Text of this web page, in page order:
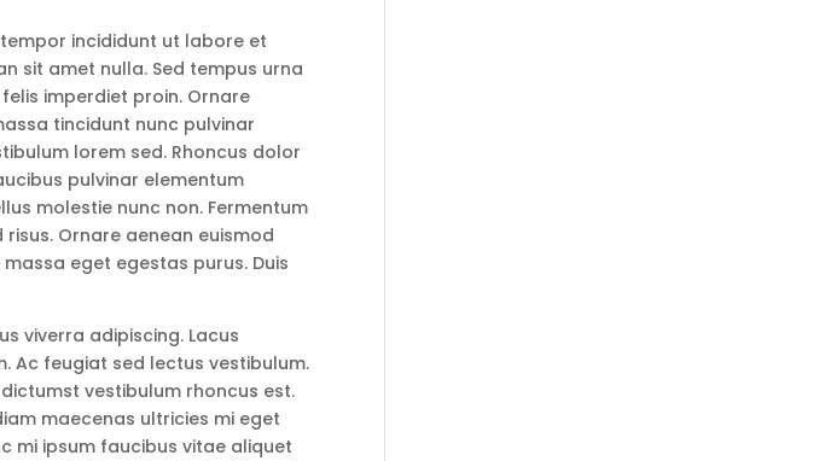
incididunt ut labore et
sit amet nulla. Sed tempus urna
imperdiet proin. Ornare
tincidunt nunc pulvinar
lorem sed. Rhoncus dolor
pulvinar elementum
molestie nunc non. Fermentum
Ornare aenean euismod
eget egestas purus. Duis
viverra adipiscing. Lacus
Ac feugiat sed lectus vestibulum.
vestibulum rhoncus est.
maecenas ultricies mi eget
mi ipsum faucibus vitae aliquet